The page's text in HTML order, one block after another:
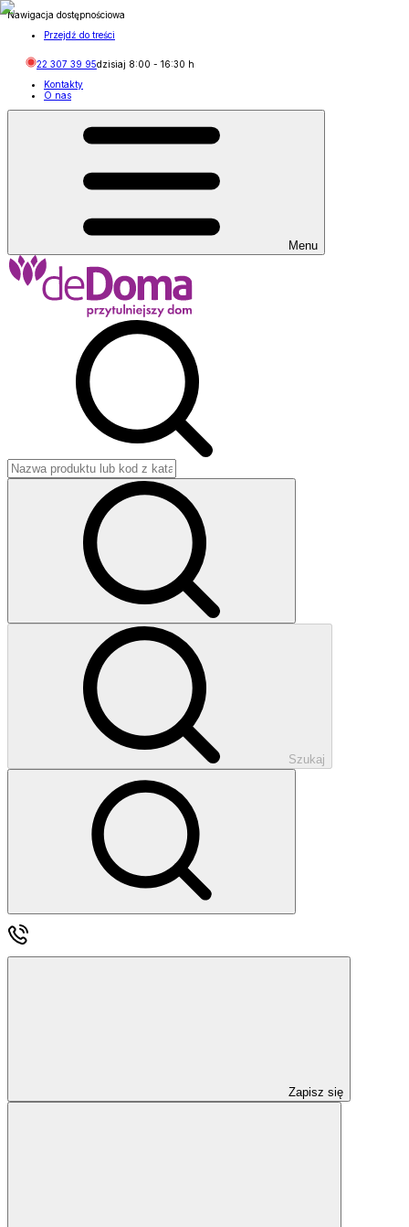
Nawigacja dostępnościowa
Przejdź do treści
22 307 39 95dzisiaj 8:00 - 16:30 h
Kontakty
O nas
Menu
Szukaj
Zapisz się